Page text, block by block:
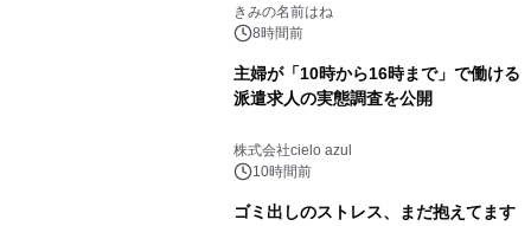
きみの名前はね
8時間前
主婦が「10時から16時まで」で働ける
派遣求人の実態調査を公開
株式会社cielo azul
10時間前
ゴミ出しのストレス、まだ抱えてます